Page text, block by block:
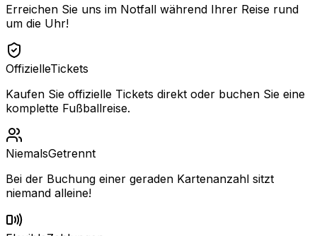
Erreichen Sie uns im Notfall während Ihrer Reise rund
um die Uhr!
OffizielleTickets
Kaufen Sie offizielle Tickets direkt oder buchen Sie eine
komplette Fußballreise.
NiemalsGetrennt
Bei der Buchung einer geraden Kartenanzahl sitzt
niemand alleine!